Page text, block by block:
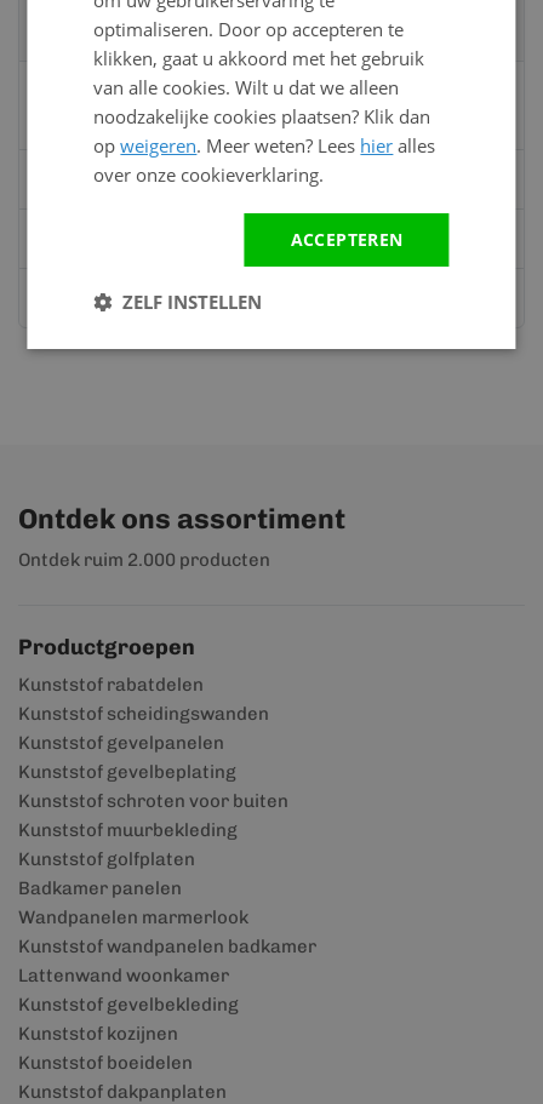
specialisten
Vandaag bereikbaar
van 08:00 tot 17:00 uur
0528 - 355190
info@kunststofbouwmateriaal.nl
Stuur ons een bericht op
Ontdek ons assortiment
Ontdek ruim 2.000 producten
Productgroepen
Kunststof rabatdelen
Kunststof scheidingswanden
Kunststof gevelpanelen
Kunststof gevelbeplating
Kunststof schroten voor buiten
Kunststof muurbekleding
Kunststof golfplaten
Badkamer panelen
Wandpanelen marmerlook
Kunststof wandpanelen badkamer
Lattenwand woonkamer
Kunststof gevelbekleding
Kunststof kozijnen
Kunststof boeidelen
Kunststof dakpanplaten
optimaliseren. Door op accepteren te
klikken, gaat u akkoord met het gebruik
van alle cookies. Wilt u dat we alleen
noodzakelijke cookies plaatsen? Klik dan
opweigeren. Meer weten? Lees hier alles
over onze cookieverklaring.
ACCEPTEREN
ZELF INSTELLEN